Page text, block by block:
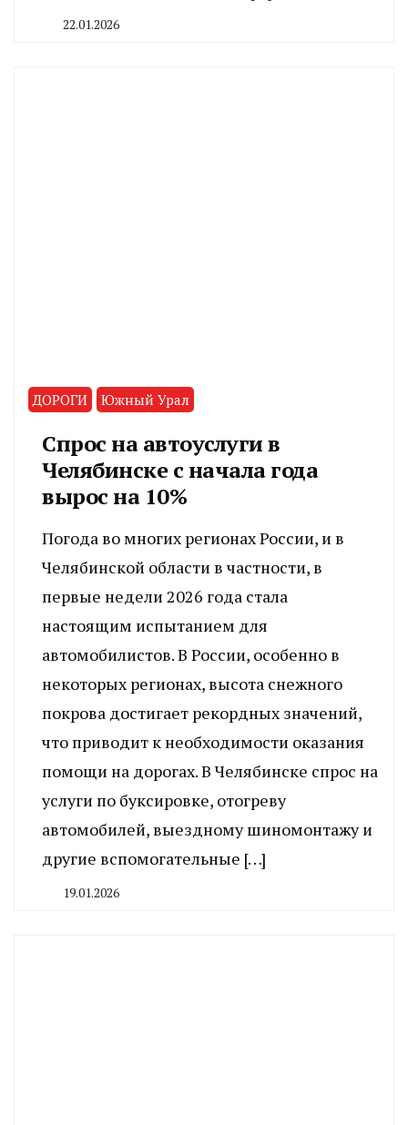
22.01.2026
ДОРОГИ Южный Урал
Спрос на автоуслуги в
Челябинске с начала года
вырос на 10%
Погода во многих регионах России, и в
Челябинской области в частности, в
первые недели 2026 года стала
настоящим испытанием для
автомобилистов. В России, особенно в
некоторых регионах, высота снежного
покрова достигает рекордных значений,
что приводит к необходимости оказания
помощи на дорогах. В Челябинске спрос на
услуги по буксировке, отогреву
автомобилей, выездному шиномонтажу и
другие вспомогательные […]
19.01.2026